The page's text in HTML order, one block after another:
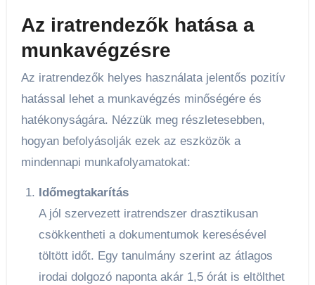
Az iratrendezők hatása a
munkavégzésre
Az iratrendezők helyes használata jelentős pozitív
hatással lehet a munkavégzés minőségére és
hatékonyságára. Nézzük meg részletesebben,
hogyan befolyásolják ezek az eszközök a
mindennapi munkafolyamatokat:
Időmegtakarítás
A jól szervezett iratrendszer drasztikusan
csökkentheti a dokumentumok keresésével
töltött időt. Egy tanulmány szerint az átlagos
irodai dolgozó naponta akár 1,5 órát is eltölthet